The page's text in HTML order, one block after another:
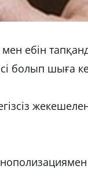
ебін
болып шыға